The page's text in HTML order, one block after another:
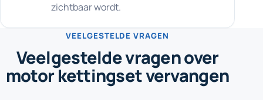
zichtbaar wordt.
VEELGESTELDE VRAGEN
Veelgestelde vragen over
motor kettingset vervangen